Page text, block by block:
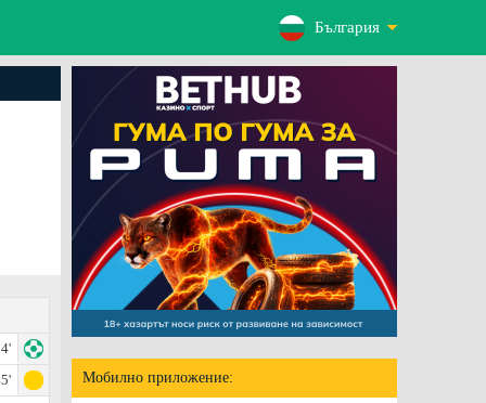
България
Мобилно приложение: